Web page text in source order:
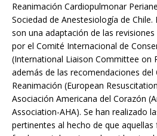
Reanimación Cardiopulmonar
Sociedad de Anestesiología de
son una adaptación de las
por el Comité Internacional de
(International Liaison Committee on
además de las recomendaciones del
Reanimación (European
Asociación Americana del Corazón
Association-AHA). Se han realizado
pertinentes al hecho de que aquellas